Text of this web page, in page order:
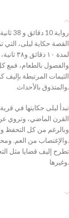
القصة حكاية ليلى، التي
لمدة
والفصول بالطعام، فمع
الثيمات المرتبطة
والمتذوق بالأحداث.
تبدأ ليلى حكايتها في
القرن الماضي، وتروي
وبالرغم من كل التحفظ
والإغتصاب من العم. ومحاولة عائلتها في تزويجها لتغطية القضية.
تطرح إليف قضايا مثل
وغيرها.